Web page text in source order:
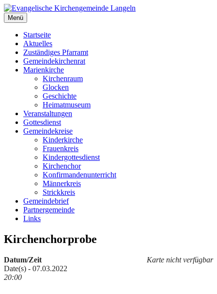
Zum
Inhalt
springen
Evangelische Kirchengemeinde Langeln
Evangelische Kirchengemeinde Langeln
Menü
Startseite
Aktuelles
Zuständiges Pfarramt
Gemeindekirchenrat
Marienkirche
Kirchenraum
Glocken
Geschichte
Heimatmuseum
Veranstaltungen
Gottesdienst
Gemeindekreise
Kinderkirche
Frauenkreis
Kindergottesdienst
Kirchenchor
Konfirmandenunterricht
Männerkreis
Strickkreis
Gemeindebrief
Partnergemeinde
Links
Kirchenchorprobe
Karte nicht verfügbar
Datum/Zeit
Date(s) - 07.03.2022
20:00